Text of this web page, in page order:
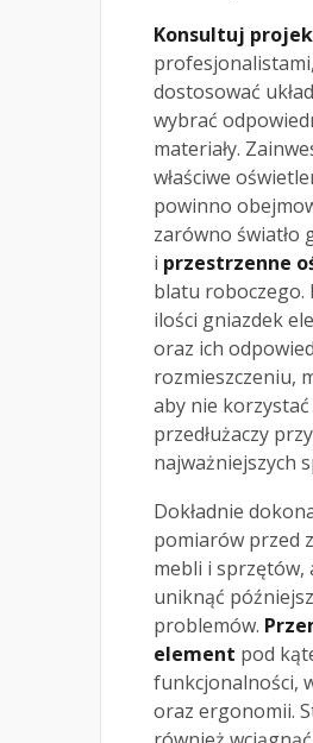
Konsultuj
dostosować
wybrać
materiały.
właściwe
powinno
zarówno światło
i przestrzenne
blatu roboczego.
ilości gniazdek
oraz ich
rozmieszczeniu,
aby nie korzystać
przedłużaczy przy
najważniejszych
Dokładnie
pomiarów przed
mebli i sprzętów,
uniknąć
problemów.
element pod
funkcjonalności,
oraz ergonomii.